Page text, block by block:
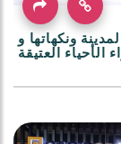
ونكهاتها و
الأحياء العتيقة